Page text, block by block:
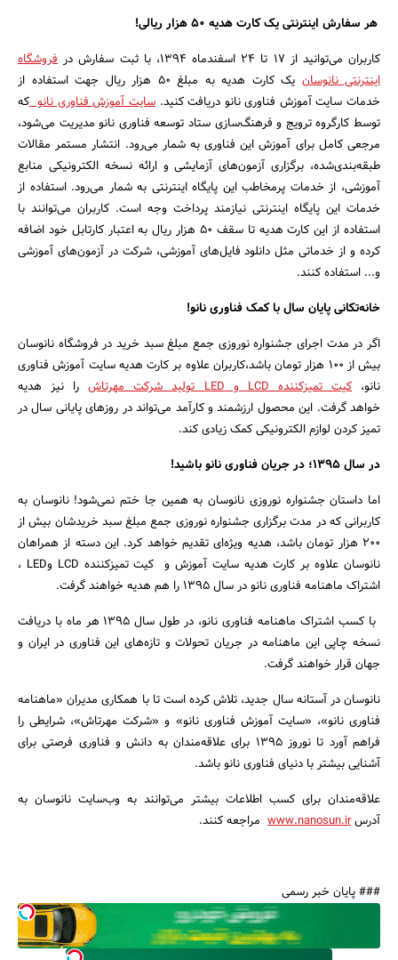
هر سفارش اینترنتی یک کارت هدیه 50هزار ریالی!
کاربران می‌توانید از 17 تا 24 اسفندماه 1394، با ثبت سفارش در
فروشگاه
اینترنتی نانوسان
یک کارت هدیه به مبلغ 50 هزار ریال جهت استفاده از
خدمات سایت آموزش فناوری نانو دریافت کنید.سایت آموزش فناوری نانوکه
توسط کارگروه ترویج و فرهنگ‌سازی ستاد توسعه فناوری نانو مدیریت می‌شود،
مرجعی کامل برای آموزش این فناوری به شمار می‌رود. انتشار مستمر مقالات
طبقه‌بندی‌شده، برگزاری آزمون‌های آزمایشی و ارائه نسخه الکترونیکی منابع
آموزشی، از خدمات پرمخاطب این پایگاه اینترنتی به شمار می‌رود. استفاده از
خدمات این پایگاه اینترنتی نیازمند پرداخت وجه است. کاربران می‌توانند با
استفاده از این کارت هدیه تا سقف 50 هزار ریال به اعتبار کارتابل خود اضافه
کرده و از خدماتی مثل دانلود فایل‌های آموزشی، شرکت در آزمون‌های آموزشی
و... استفاده کنند.
خانه‌تکانی پایان سال با کمک فناوری نانو!
اگر در مدت اجرای جشنواره نوروزی جمع مبلغ سبد خرید در فروشگاه نانوسان
بیش از 100 هزار تومان باشد،کاربران علاوه بر کارت هدیه سایت آموزش فناوری
نانو،کیت تمیزکننده LCD و LED تولید شرکت مهرتاش
را نیز هدیه
خواهد گرفت. این محصول ارزشمند و کارآمد می‌تواند در روز‌های پایانی سال در
تمیز کردن لوازم الکترونیکی کمک زیادی کند.
در سال1395؛ در جریان فناوری نانو باشید!
اما داستان جشنواره نوروزی نانوسان به همین‌ جا ختم نمی‌شود! نانوسان به
کاربرانی که در مدت برگزاری جشنواره نوروزی جمع مبلغ سبد خریدشان بیش از
200 هزار تومان باشد، هدیه ویژه‌ای تقدیم خواهد کرد. این دسته از همراهان
نانوسان علاوه بر کارت هدیه سایت آموزش و کیت تمیزکننده LCD وLED ،
اشتراک ماهنامه فناوری نانو در سال 1395 را هم هدیه خواهند گرفت.
با کسب اشتراک ماهنامه فناوری نانو، در طول سال 1395 هر ماه با دریافت
نسخه چاپی این ماهنامه در جریان تحولات و تازه‌های این فناوری در ایران و
جهان قرار خواهند گرفت.
نانوسان در آستانه سال جدید، تلاش کرده است تا با همکاری مدیران «ماهنامه
فناوری نانو»، «سایت آموزش فناوری نانو» و «شرکت مهرتاش»، شرایطی را
فراهم آورد تا نوروز 1395 برای علاقه‌مندان به دانش و فناوری فرصتی برای
آشنایی بیشتر با دنیای فناوری نانو باشد.
علاقه‌مندان برای کسب اطلاعات بیشتر می‌توانند به وب‌سایت نانوسان به
آدرسwww.nanosun.ir مراجعه کنند.
### پایان خبر رسمی